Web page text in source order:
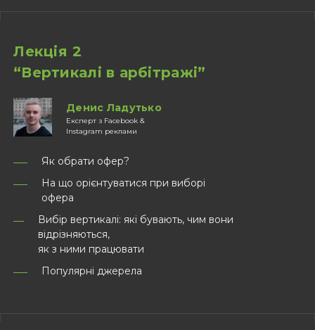
Лекція 2
“Вертикалі в арбітражі”
Денис Ладутько
Експерт з Facebook &
Instagram реклами
Як обрати офер?
На що орієнтуватися при виборі
офера
Вибір вертикалі: які бувають, чим вони
відрізняються,
як з ними працювати
Популярні джерела